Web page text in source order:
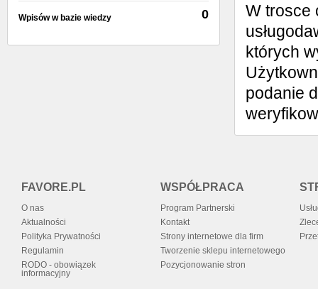
Wpisów w bazie wiedzy 0
W trosce
których
podanie
FAVORE.PL
O nas
Aktualności
Polityka Prywatności
Regulamin
RODO - obowiązek
informacyjny
WSPÓŁPRACA
Program Partnerski
Kontakt
Strony internetowe dla firm
Tworzenie sklepu internetowego
Pozycjonowanie stron